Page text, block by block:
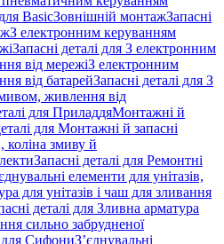
BasicЗовнішній монтажЗапасні
З електронним керуванням
Запасні деталі для З електронним
від мережіЗ електронним
від батарейЗапасні деталі для З
живлення від
для ПриладдяМонтажні й
для Монтажні й запасні
коліна змиву й
Запасні деталі для Ремонтні
елементи для унітазів,
для унітазів і чаш для зливання
деталі для Зливна арматура
сильно забрудненої
для СифониЗ’єднувальні